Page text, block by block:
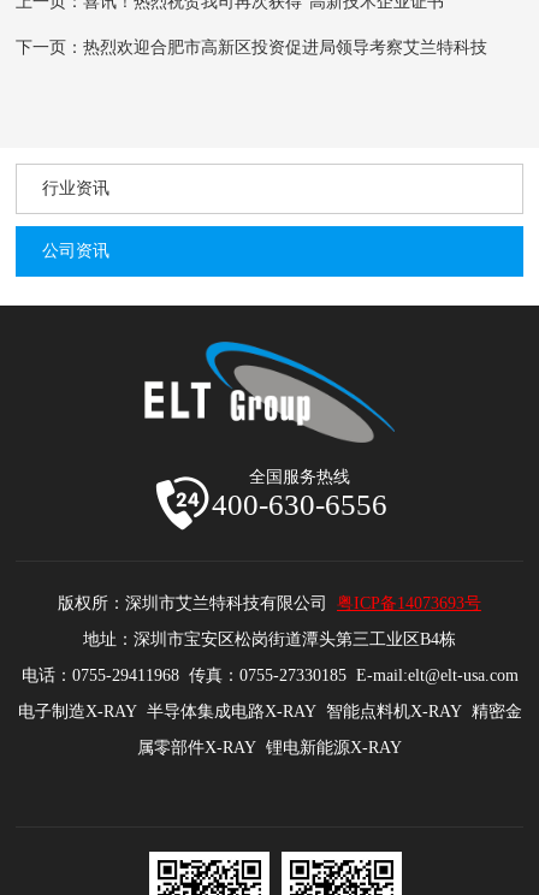
下一页：热烈欢迎合肥市高新区投资促进局领导考察艾兰特科技
行业资讯
公司资讯
全国服务热线
400-630-6556
版权所：深圳市艾兰特科技有限公司 粤ICP备14073693号
地址：深圳市宝安区松岗街道潭头第三工业区B4栋
电话：0755-29411968 传真：0755-27330185 E-mail:elt@elt-usa.com
电子制造X-RAY 半导体集成电路X-RAY 智能点料机X-RAY 精密金
属零部件X-RAY 锂电新能源X-RAY